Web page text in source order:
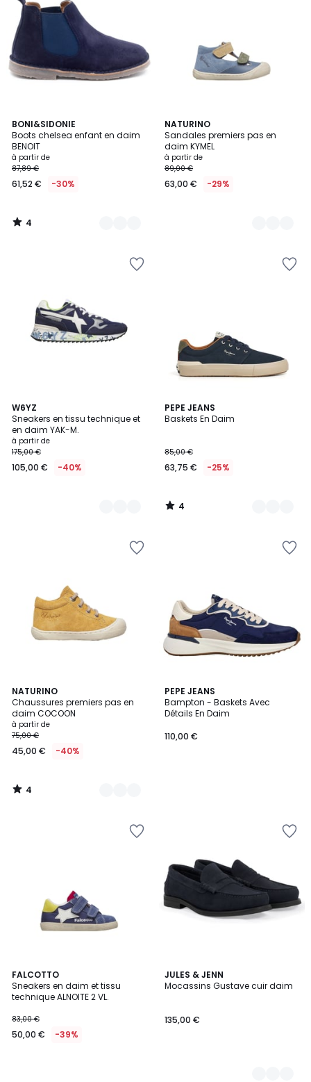
BONI&SIDONIE
Boots chelsea enfant en daim
BENOIT
à partir de
87,89 €
61,52 € -30%
4
/
5
5
Couleurs
4
/
NATURINO
Sandales premiers pas en
daim KYMEL
à partir de
89,00 €
63,00 € -29%
2
Couleurs
W6YZ
Sneakers en tissu technique et
en daim YAK-M.
à partir de
175,00 €
105,00 € -40%
3
Couleurs
PEPE JEANS
Baskets En Daim
85,00 €
63,75 € -25%
4
/
2
Couleurs
4
/
NATURINO
Chaussures premiers pas en
daim COCOON
à partir de
75,00 €
45,00 € -40%
4
/
5
10
Couleurs
4
/
PEPE JEANS
Bampton - Baskets Avec
Détails En Daim
110,00 €
FALCOTTO
Sneakers en daim et tissu
technique ALNOITE 2 VL.
83,00 €
50,00 € -39%
JULES & JENN
Mocassins Gustave cuir daim
135,00 €
2
Couleurs